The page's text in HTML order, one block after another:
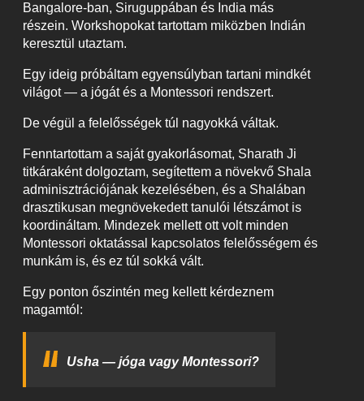
Bangalore-ban, Siruguppában és India más
részein. Workshopokat tartottam miközben Indián
keresztül utaztam.
Egy ideig próbáltam egyensúlyban tartani mindkét
világot — a jógát és a Montessori rendszert.
De végül a felelősségek túl nagyokká váltak.
Fenntartottam a saját gyakorlásomat, Sharath Ji
titkáraként dolgoztam, segítettem a növekvő Shala
adminisztrációjának kezelésében, és a Shalában
drasztikusan megnövekedett tanulói létszámot is
koordináltam. Mindezek mellett ott volt minden
Montessori oktatással kapcsolatos felelősségem és
munkám is, és ez túl sokká vált.
Egy ponton őszintén meg kellett kérdeznem
magamtól:
Usha — jóga vagy Montessori?